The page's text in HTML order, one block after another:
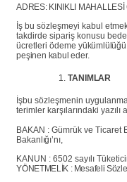
ADRES: KINIKLI MAHALLESİ
İş bu sözleşmeyi kabul
takdirde sipariş konusu
ücretleri ödeme
peşinen kabul eder.
TANIMLAR
İşbu sözleşmenin
terimler karşılarındaki
BAKAN : Gümrük ve Ticaret
Bakanlığı’nı,
KANUN : 6502 sayılı
YÖNETMELİK : Mesafeli